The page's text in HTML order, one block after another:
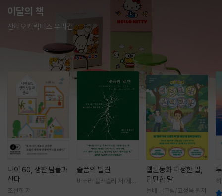
이달의 책
산리오캐릭터즈 유리컵
나이 60, 생판 남들과
산다
조선희 저
슬픔의 발견
바버라 블래츨리 저/제효
웹툰동화 다정한 말,
단단한 말
돌배 글그림/고정욱 원저